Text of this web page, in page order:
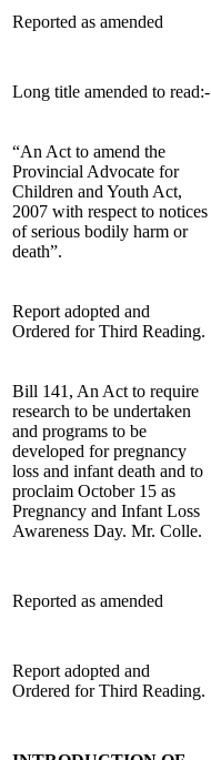
Reported as amended
Long title amended to read:-
“An Act to amend the
Provincial Advocate for
Children and Youth Act,
2007 with respect to notices
of serious bodily harm or
death”.
Report adopted and
Ordered for Third Reading.
Bill 141, An Act to require
research to be undertaken
and programs to be
developed for pregnancy
loss and infant death and to
proclaim October 15 as
Pregnancy and Infant Loss
Awareness Day. Mr. Colle.
Reported as amended
Report adopted and
Ordered for Third Reading.